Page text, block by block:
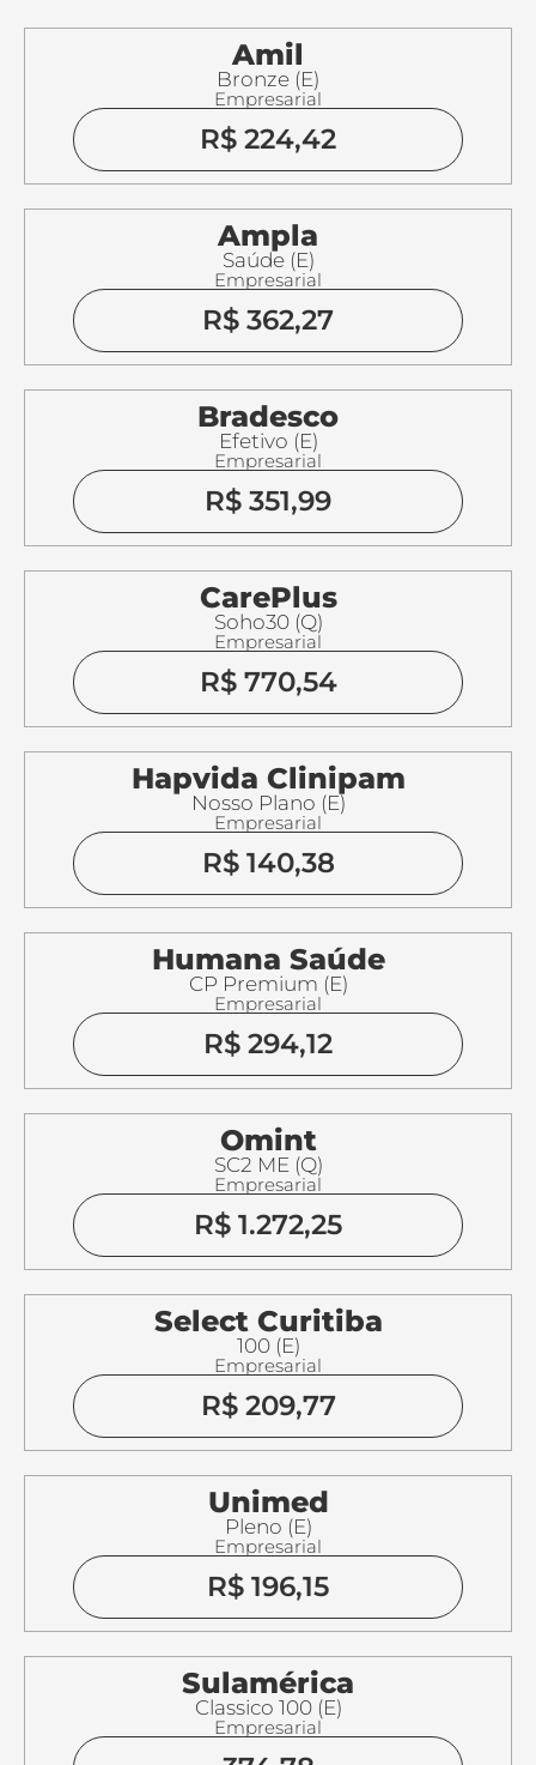
Amil
Bronze (E)
Empresarial
R$ 224,42
Ampla
Saúde (E)
Empresarial
R$ 362,27
Bradesco
Efetivo (E)
Empresarial
R$ 351,99
CarePlus
Soho30 (Q)
Empresarial
R$ 770,54
Hapvida Clinipam
Nosso Plano (E)
Empresarial
R$ 140,38
Humana Saúde
CP Premium (E)
Empresarial
R$ 294,12
Omint
SC2 ME (Q)
Empresarial
R$ 1.272,25
Select Curitiba
100 (E)
Empresarial
R$ 209,77
Unimed
Pleno (E)
Empresarial
R$ 196,15
Sulamérica
Classico 100 (E)
Empresarial